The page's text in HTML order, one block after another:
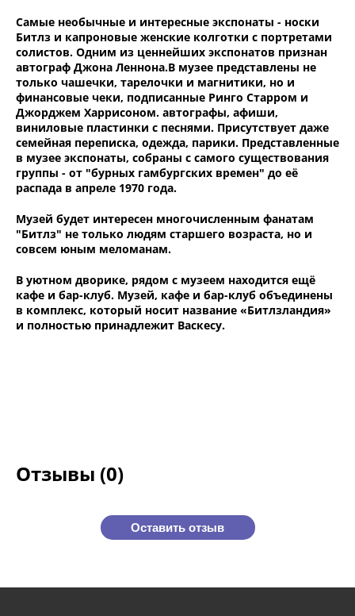
Самые необычные и интересные экспонаты - носки
Битлз и капроновые женские колготки с портретами
солистов. Одним из ценнейших экспонатов признан
автограф Джона Леннона.В музее представлены не
только чашечки, тарелочки и магнитики, но и
финансовые чеки, подписанные Ринго Старром и
Джорджем Харрисоном. автографы, афиши,
виниловые пластинки с песнями. Присутствует даже
семейная переписка, одежда, парики. Представленные
в музее экспонаты, собраны с самого существования
группы - от "бурных гамбургских времен" до её
распада в апреле 1970 года.
Музей будет интересен многочисленным фанатам
"Битлз" не только людям старшего возраста, но и
совсем юным меломанам.
В уютном дворике, рядом с музеем находится ещё
кафе и бар-клуб. Музей, кафе и бар-клуб объединены
в комплекс, который носит название «Битлзландия»
и полностью принадлежит Васкесу.
Отзывы (0)
Оставить отзыв